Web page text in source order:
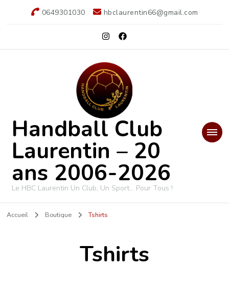
0649301030 hbclaurentin66@gmail.com
Handball Club
Laurentin – 20
ans 2006-2026
Le HBC Laurentin Un Club, Un Sport… Pour Tous !
Accueil Boutique Tshirts
Tshirts